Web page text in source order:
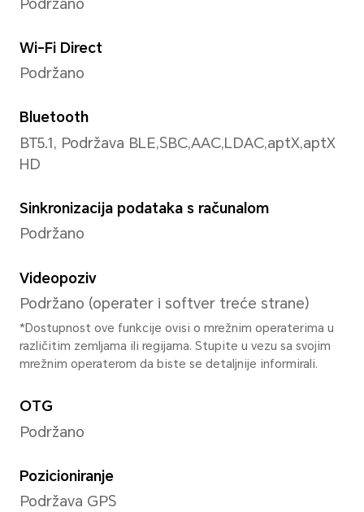
Prednja kamera
Kamera od 5 MP (otvor
može se razlikovati.
Rezolucija slike
Podržano 2592*1944 piksela
Napomena: Stvarna rezolucija
razlikovati ovisno o različitom
Rezolucija videozapisa
Napomena: Stvarna rezolucija